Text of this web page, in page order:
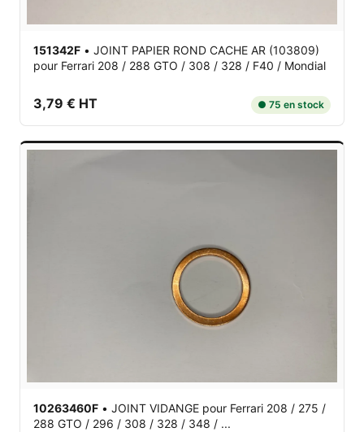
151342F • JOINT PAPIER ROND CACHE AR (103809)
pour Ferrari 208 / 288 GTO / 308 / 328 / F40 / Mondial
3,79 € HT ● 75 en stock
10263460F • JOINT VIDANGE pour Ferrari 208 / 275 /
288 GTO / 296 / 308 / 328 / 348 / ...